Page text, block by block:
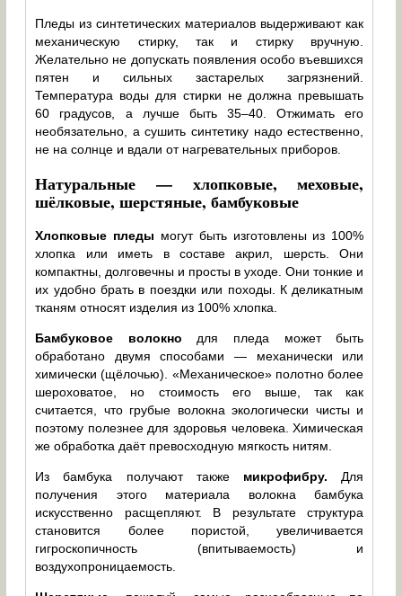
Пледы из синтетических материалов выдерживают как
механическую стирку, так и стирку вручную.
Желательно не допускать появления особо въевшихся
пятен и сильных застарелых загрязнений.
Температура воды для стирки не должна превышать
60 градусов, а лучше быть 35–40. Отжимать его
необязательно, а сушить синтетику надо естественно,
не на солнце и вдали от нагревательных приборов.
Натуральные — хлопковые, меховые,
шёлковые, шерстяные, бамбуковые
Хлопковые пледы могут быть изготовлены из 100%
хлопка или иметь в составе акрил, шерсть. Они
компактны, долговечны и просты в уходе. Они тонкие и
их удобно брать в поездки или походы. К деликатным
тканям относят изделия из 100% хлопка.
Бамбуковое волокно для пледа может быть
обработано двумя способами — механически или
химически (щёлочью). «Механическое» полотно более
шероховатое, но стоимость его выше, так как
считается, что грубые волокна экологически чисты и
поэтому полезнее для здоровья человека. Химическая
же обработка даёт превосходную мягкость нитям.
Из бамбука получают также микрофибру. Для
получения этого материала волокна бамбука
искусственно расщепляют. В результате структура
становится более пористой, увеличивается
гигроскопичность (впитываемость) и
воздухопроницаемость.